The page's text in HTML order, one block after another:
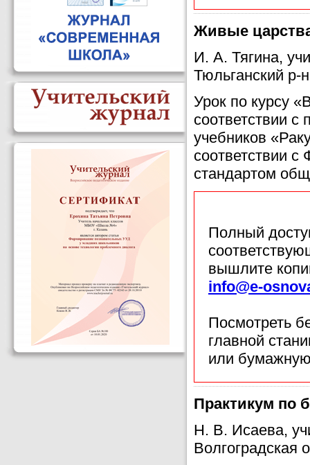
Живые
И. А. Тягина,
Тюльганский р-
Урок по курсу
соответствии с
учебников
соответствии
стандартом
Полный
вышлите
info@e-
Посмотреть
главной
или
Практикум по
Н. В. Исаева,
Волгоградская